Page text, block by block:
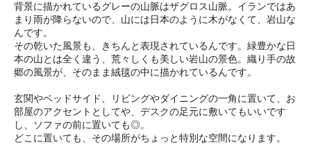
背景に描かれているグレーの山脈はザグロス山脈。イランではあ
まり雨が降らないので、山には日本のように木がなくて、岩山な
んです。
その乾いた風景も、きちんと表現されているんです。緑豊かな日
本の山とは全く違う、荒々しくも美しい岩山の景色。織り手の故
郷の風景が、そのまま絨毯の中に描かれているんです。
玄関やベッドサイド、リビングやダイニングの一角に置いて、お
部屋のアクセントとしてや、デスクの足元に敷いてもいいです
し、ソファの前に置いても◎。
どこに置いても、その場所がちょっと特別な空間になります。